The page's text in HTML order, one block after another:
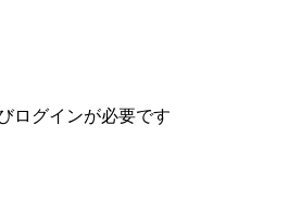
ログインが必要です